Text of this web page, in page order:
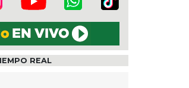
REAL